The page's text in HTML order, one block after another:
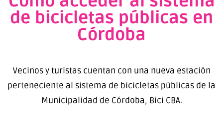
de bicicletas públicas en
Córdoba
Vecinos y turistas cuentan con una nueva estación
perteneciente al sistema de bicicletas públicas de la
Municipalidad de Córdoba, Bici CBA.